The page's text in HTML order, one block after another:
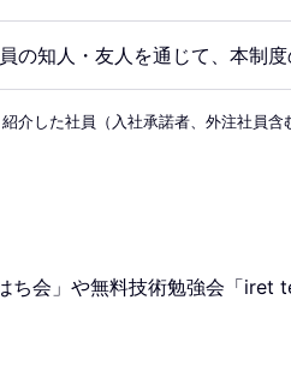
の知人・友人を通じて、本制
介した社員（入社承諾者、外注社員
ち会」や無料技術勉強会「iret